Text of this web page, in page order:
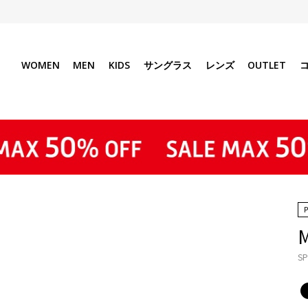
WOMEN MEN KIDS サングラス レンズ OUTLET